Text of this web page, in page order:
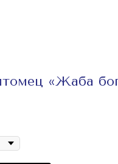
«Жаба